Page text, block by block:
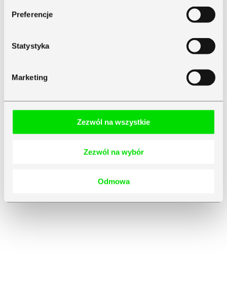
Preferencje
Statystyka
Marketing
Zezwól na wszystkie
Zezwól na wybór
Odmowa